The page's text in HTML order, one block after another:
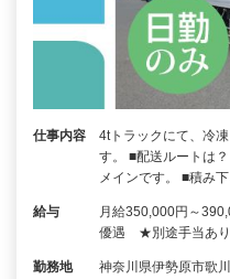
仕事内容
4tトラックにて、冷
す。 ■配送ルートは
メインです。 ■積み
給与
月給350,000円～
優遇 ★別途手当あり
勤務地
神奈川県伊勢原市歌